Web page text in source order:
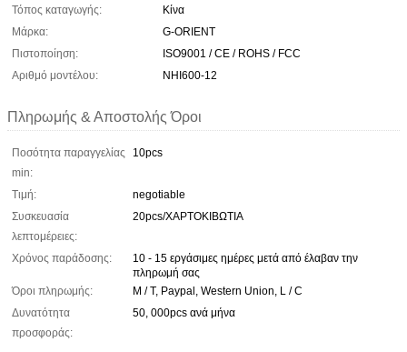
Τόπος καταγωγής:
Κίνα
Μάρκα:
G-ORIENT
Πιστοποίηση:
ISO9001 / CE / ROHS / FCC
Αριθμό μοντέλου:
NHI600-12
Πληρωμής & Αποστολής Όροι
Ποσότητα παραγγελίας
min:
10pcs
Τιμή:
negotiable
Συσκευασία
λεπτομέρειες:
20pcs/ΧΑΡΤΟΚΙΒΩΤΙΑ
Χρόνος παράδοσης:
10 - 15 εργάσιμες ημέρες μετά από έλαβαν την
πληρωμή σας
Όροι πληρωμής:
Μ / Τ, Paypal, Western Union, L / C
Δυνατότητα
προσφοράς:
50, 000pcs ανά μήνα